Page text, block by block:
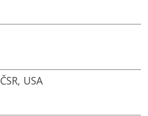
ČSR, USA